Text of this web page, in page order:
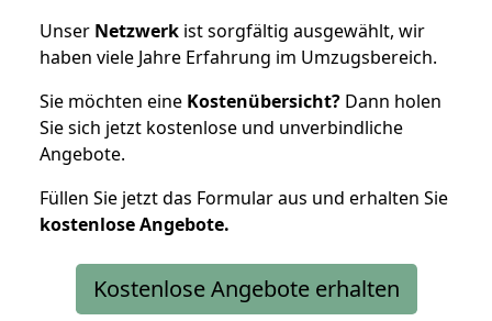
Unser Netzwerk ist sorgfältig ausgewählt, wir
haben viele Jahre Erfahrung im Umzugsbereich.
Sie möchten eine Kostenübersicht? Dann holen
Sie sich jetzt kostenlose und unverbindliche
Angebote.
Füllen Sie jetzt das Formular aus und erhalten Sie
kostenloseAngebote.
Kostenlose Angebote erhalten